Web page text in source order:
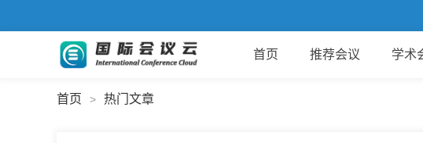
首页 推荐会议 学术
首页 > 热门文章